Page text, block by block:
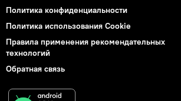
Политика конфиденциальности
Политика использования Cookie
Правила применения рекомендательных
технологий
Обратная связь